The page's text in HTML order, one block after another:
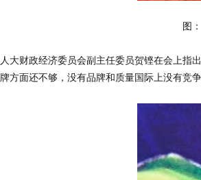
图
人大财政经济委员会副主任委员贺铿在会上指
牌方面还不够，没有品牌和质量国际上没有竞争